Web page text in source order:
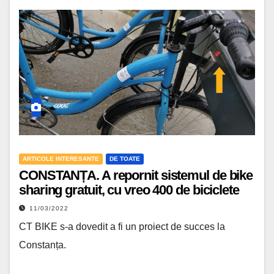
ARTICOLE INTERESANTE DE TOATE
CONSTANȚA. A repornit sistemul de bike
sharing gratuit, cu vreo 400 de biciclete
11/03/2022
CT BIKE s-a dovedit a fi un proiect de succes la
Constanța.